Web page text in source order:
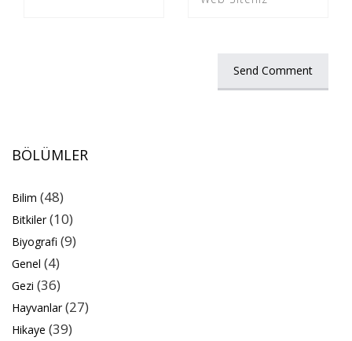
BÖLÜMLER
Bilim (48)
Bitkiler(10)
Biyografi (9)
Genel (4)
Gezi (36)
Hayvanlar(27)
Hikaye (39)